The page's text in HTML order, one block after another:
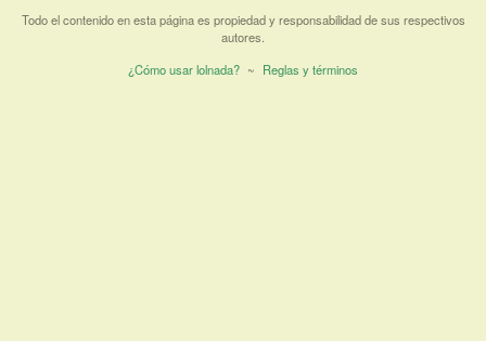
Todo el contenido en esta página es propiedad y responsabilidad de sus respectivos
autores.
¿Cómo usar lolnada? ~ Reglas y términos